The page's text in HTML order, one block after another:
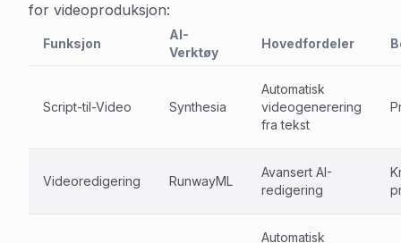
for videoproduksjon:
Funksjon
AI-
Verktøy
Hovedfordeler
Script-til-Video Synthesia
Automatisk
videogenerering
fra tekst
Videoredigering RunwayML
Avansert AI-
redigering
Automatisk